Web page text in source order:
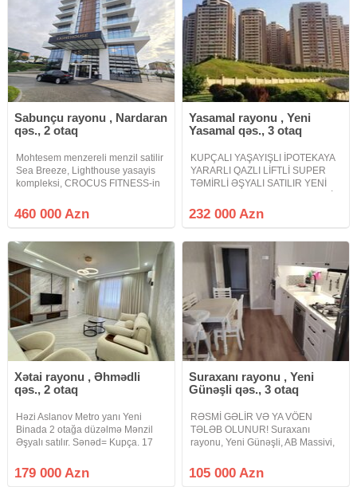
Sabunçu rayonu , Nardaran
qəs., 2 otaq
Mohtesem menzereli menzil satilir
Sea Breeze, Lighthouse yasayis
kompleksi, CROCUS FITNESS-in
Mertebe sayı: 6/6 Qiymet:
460000azn. Xidmet haqqı: 1%
460 000 Azn
Yasamal rayonu , Yeni
Yasamal qəs., 3 otaq
KUPÇALI YAŞAYIŞLI İPOTEKAYA
YARARLI QAZLI LİFTLİ SUPER
TƏMİRLİ ƏŞYALI SATILIR YENİ
AVTOVAĞZAL KOMPLEKSİNİN
ÜSTÜ MAİN YAŞAYIŞ
Yeni Yasamal Moskva prospekti
Avtovağzal
232 000 Azn
Xətai rayonu , Əhmədli
qəs., 2 otaq
Həzi Aslanov Metro yanı Yeni
Binada 2 otağa düzəlmə Mənzil
Əşyalı satılır. Sənəd= Kupça. 17
Sahə=55 kv. Binada 2 Sürətli lift
həmçinin Yeraltı Parking
179 000 Azn
Suraxanı rayonu , Yeni
Günəşli qəs., 3 otaq
RƏSMİ GƏLİR VƏ YA VÖEN
TƏLƏB OLUNUR! Suraxanı
rayonu, Yeni Günəşli, AB Massivi,
mənzil çıxarılır. 13 mərtəbəli
binanın 2-ci mərtəbəsində yerləşir.
105 000 Azn